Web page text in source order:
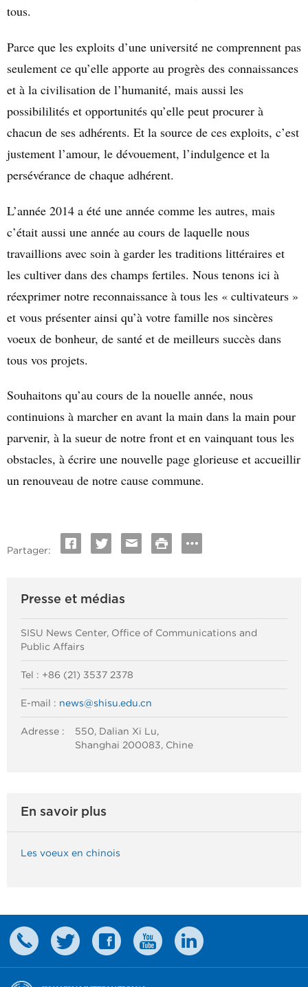
tous.
Parce que les exploits d’une université ne comprennent pas
seulement ce qu’elle apporte au progrès des connaissances
et à la civilisation de l’humanité, mais aussi les
possibililités et opportunités qu’elle peut procurer à
chacun de ses adhérents. Et la source de ces exploits, c’est
justement l’amour, le dévouement, l’indulgence et la
persévérance de chaque adhérent.
L’année 2014 a été une année comme les autres, mais
c’était aussi une année au cours de laquelle nous
travaillions avec soin à garder les traditions littéraires et
les cultiver dans des champs fertiles. Nous tenons ici à
réexprimer notre reconnaissance à tous les « cultivateurs »
et vous présenter ainsi qu’à votre famille nos sincères
voeux de bonheur, de santé et de meilleurs succès dans
tous vos projets.
Souhaitons qu’au cours de la nouelle année, nous
continuions à marcher en avant la main dans la main pour
parvenir, à la sueur de notre front et en vainquant tous les
obstacles, à écrire une nouvelle page glorieuse et accueillir
un renouveau de notre cause commune.
Partager:
Presse et médias
SISU News Center, Office of Communications and
Public Affairs
Tel : +86 (21) 3537 2378
E-mail : news@shisu.edu.cn
Adresse :
550, Dalian Xi Lu,
Shanghai 200083, Chine
En savoir plus
Les voeux en chinois